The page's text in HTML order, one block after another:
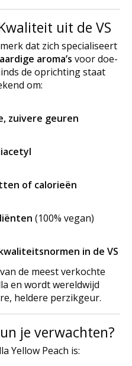
uit de VS
dat zich specialiseert
aroma’s voor doe-
de oprichting staat
om:
zuivere geuren
of calorieën
(100% vegan)
in de VS
de meest verkochte
en wordt wereldwijd
heldere perzikgeur.
je verwachten?
Yellow Peach is: